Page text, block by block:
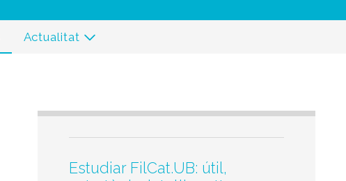
Actualitat
Estudiar FilCat.UB: útil,